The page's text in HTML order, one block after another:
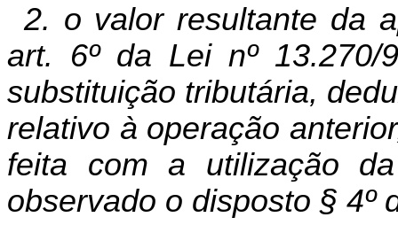
2. o valor resultante da
art. 6º da Lei nº
substituição tributária,
relativo à operação
feita com a utilização
observado o disposto § 4º